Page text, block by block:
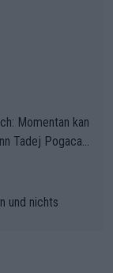
Wendep
man bei so
und der K
am Ber
große Finale R
Oberwasser, ab
(gregman
Momentan kan
Tadej Pogacar
und nichts